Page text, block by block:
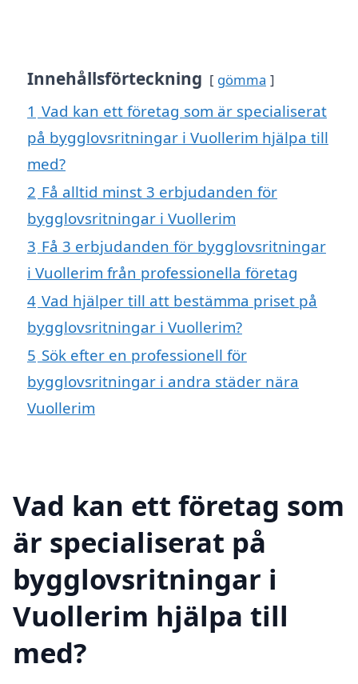
Innehållsförteckning gömma
1 Vad kan ett företag som är specialiserat
på bygglovsritningar i Vuollerim hjälpa till
med?
2 Få alltid minst 3 erbjudanden för
bygglovsritningar i Vuollerim
3 Få 3 erbjudanden för bygglovsritningar
i Vuollerim från professionella företag
4 Vad hjälper till att bestämma priset på
bygglovsritningar i Vuollerim?
5 Sök efter en professionell för
bygglovsritningar i andra städer nära
Vuollerim
Vad kan ett företag som
är specialiserat på
bygglovsritningar i
Vuollerim hjälpa till
med?